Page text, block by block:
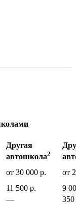
Другая
автошкола2
от 30 000 р.
от
11 500 р.
9
—
350